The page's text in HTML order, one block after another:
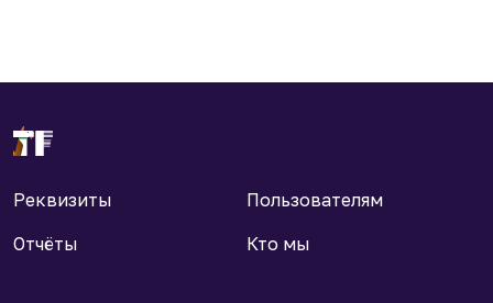
Реквизиты
Пользователям
Отчёты
Кто мы